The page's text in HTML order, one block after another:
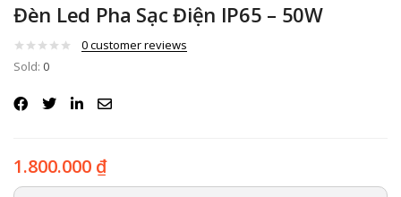
Đèn Led Pha Sạc Điện IP65 – 50W
0customer reviews
Sold: 0
1.800.000 ₫